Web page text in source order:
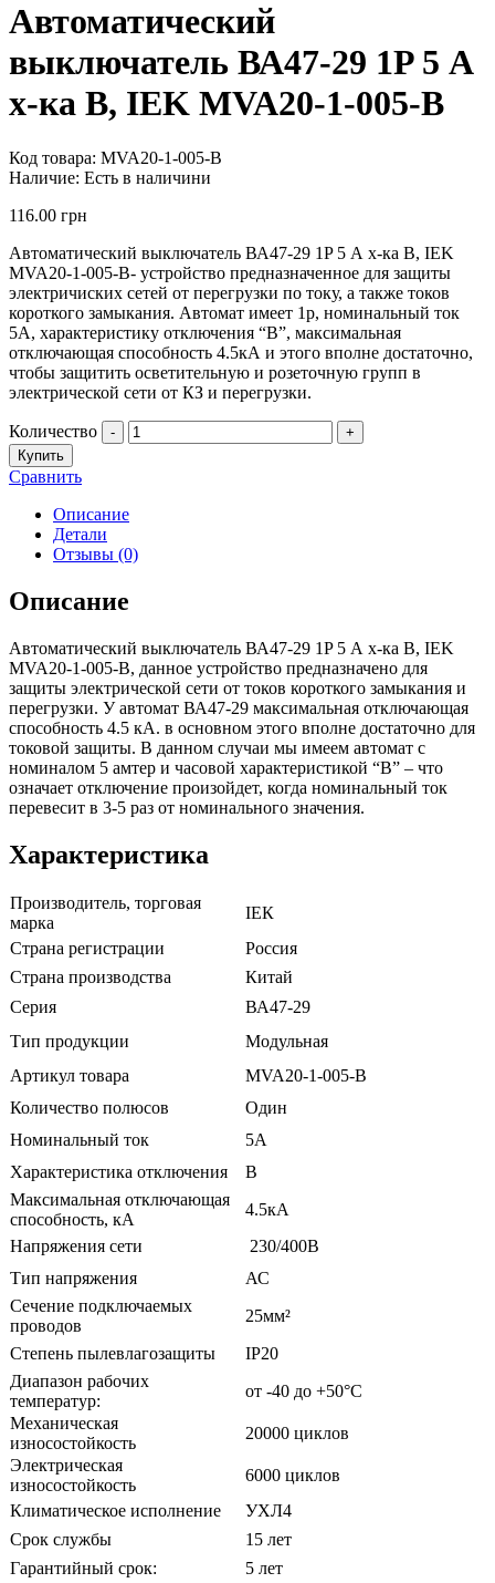
Автоматический
выключатель ВА47-29 1P 5 А
х-ка B, IEK MVA20-1-005-B
Код товара: MVA20-1-005-B
Наличие: Есть в наличини
116.00 грн
Автоматический выключатель ВА47-29 1P 5 А х-ка B, IEK
MVA20-1-005-B- устройство предназначенное для защиты
электричиских сетей от перегрузки по току, а также токов
короткого замыкания. Автомат имеет 1р, номинальный ток
5А, характеристику отключения “B”, максимальная
отключающая способность 4.5кА и этого вполне достаточно,
чтобы защитить осветительную и розеточную групп в
электрической сети от КЗ и перегрузки.
Количество -
+
Купить
Сравнить
Описание
Детали
Отзывы (0)
Описание
Автоматический выключатель ВА47-29 1P 5 А х-ка B, IEK
MVA20-1-005-B, данное устройство предназначено для
защиты электрической сети от токов короткого замыкания и
перегрузки. У автомат ВА47-29 максимальная отключающая
способность 4.5 кА. в основном этого вполне достаточно для
токовой защиты. В данном случаи мы имеем автомат с
номиналом 5 амтер и часовой характеристикой “B” – что
означает отключение произойдет, когда номинальный ток
перевесит в 3-5 раз от номинального значения.
Характеристика
Производитель, торговая
марка
ІЕК
Страна регистрации
Россия
Страна производства
Китай
Серия
ВА47-29
Тип продукции
Модульная
Артикул товара
MVA20-1-005-B
Количество полюсов
Один
Номинальный ток
5А
Характеристика отключения
B
Максимальная отключающая
способность, кА
4.5кА
Напряжения сети
230/400В
Тип напряжения
АС
Сечение подключаемых
проводов
25мм²
Степень пылевлагозащиты
ІР20
Диапазон рабочих
температур:
от -40 до +50°С
Механическая
износостойкость
20000 циклов
Электрическая
износостойкость
6000 циклов
Климатическое исполнение
УХЛ4
Срок службы
15 лет
Гарантийный срок:
5 лет